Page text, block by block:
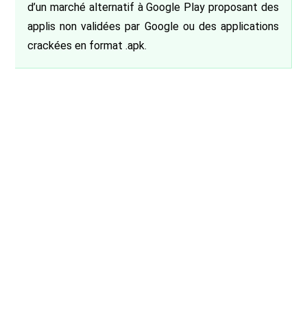
d’un marché alternatif à Google Play proposant des
applis non validées par Google ou des applications
crackées en format .apk.